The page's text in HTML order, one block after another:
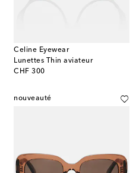
Celine Eyewear
Lunettes Thin aviateur
CHF 300
original price
nouveauté